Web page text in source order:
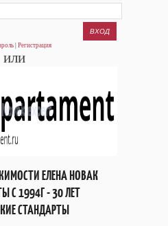
Регистрация
или
ЕЛЕНА НОВАК
С 1994Г - 30 ЛЕТ
СТАНДАРТЫ